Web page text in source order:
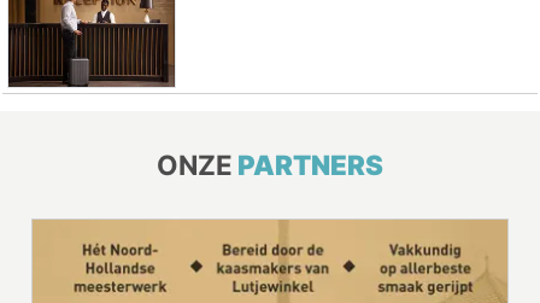
ONZE PARTNERS